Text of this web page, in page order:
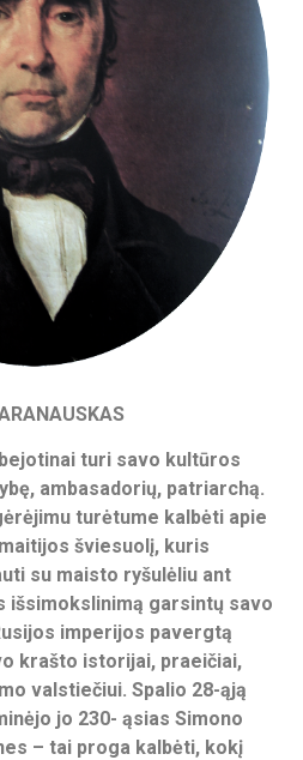
turi savo kultūros
ambasadorių, patriarchą.
turėtume kalbėti apie
šviesuolį, kuris
su maisto ryšulėliu ant
išsimokslinimą garsintų savo
imperijos pavergtą
krašto istorijai, praeičiai,
valstiečiui. Spalio 28-ąją
jo 230- ąsias Simono
– tai proga kalbėti, kokį